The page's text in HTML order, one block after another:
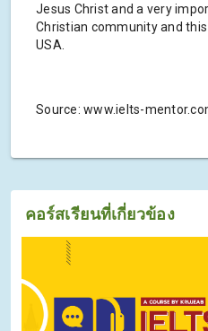
Jesus Christ and a very
Christian community and
USA.
Source: www.ielts-
คอร์สเรียนที่เกี่ยวข้อง